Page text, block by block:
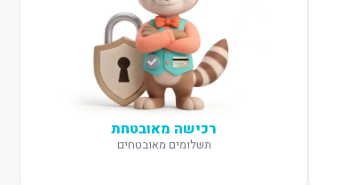
רכישה מאובטחת
תשלומים מאובטחים